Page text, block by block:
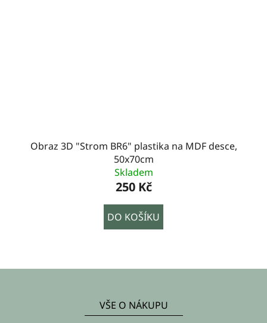
Obraz 3D "Strom BR6" plastika na MDF desce,
50x70cm
Skladem
250 Kč
DO KOŠÍKU
VŠE O NÁKUPU